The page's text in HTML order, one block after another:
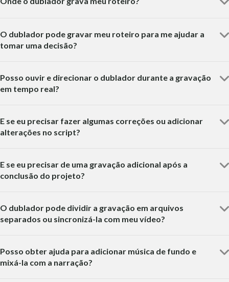
O dublador pode gravar meu roteiro para me ajudar a
tomar uma decisão?
Posso ouvir e direcionar o dublador durante a gravação
em tempo real?
E se eu precisar fazer algumas correções ou adicionar
alterações no script?
E se eu precisar de uma gravação adicional após a
conclusão do projeto?
O dublador pode dividir a gravação em arquivos
separados ou sincronizá-la com meu vídeo?
Posso obter ajuda para adicionar música de fundo e
mixá-la com a narração?